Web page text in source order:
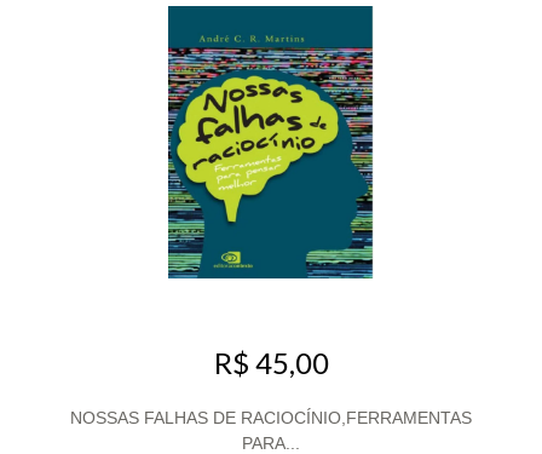
R$ 45,00
NOSSAS FALHAS DE RACIOCÍNIO,FERRAMENTAS
PARA...